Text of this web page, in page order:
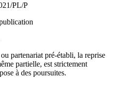
PL/P
partenariat pré-établi, la reprise
partielle, est strictement
à des poursuites.